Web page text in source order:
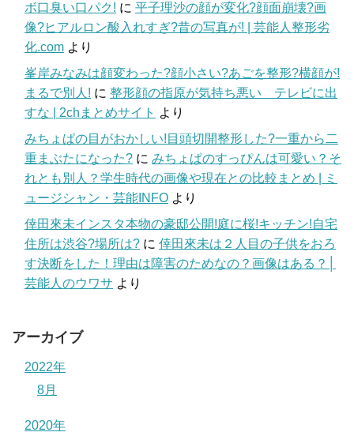
ボ口臭い口パク! に 平子理沙の顔が変化?顔面崩壊?画
像?ヒアルロン酸入れすぎ?昔の写真が! | 芸能人整形劣
化.com より
峯岸みなみは顔変わった?顔小さい?あごを整形?横顔が!
まるで別人! に 整形顔の指原が気持ち悪い テレビに出
すな | 2chまとめサイト より
みちょぱの目がおかしい!目頭切開整形した?一重から二
重まぶたになった? に みちょぱのすっぴんは可愛い？そ
れとも別人？学生時代の画像や現在との比較まとめ | ミ
ュージシャン・芸能INFO より
倖田來未インスタ本物の豪邸公開!庭に桜!キッチン!自宅
住所は渋谷?場所は? に 倖田來未は２人目の子供をおろ
す決断をした！理由は障害のためなの？画像はある？│
芸能人のウワサ より
アーカイブ
2022年
8月
2020年